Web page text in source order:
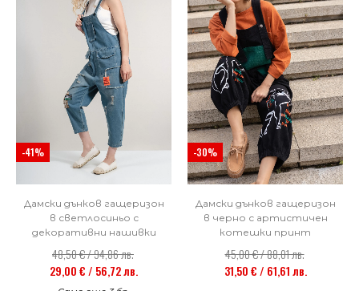
-41%
Дамски дънков гащеризон
в светлосиньо с
декоративни нашивки
48,50 € / 94,86 лв.
29,00 € / 56,72 лв.
-30%
Дамски дънков гащеризон
в черно с артистичен
котешки принт
45,00 € / 88,01 лв.
31,50 € / 61,61 лв.